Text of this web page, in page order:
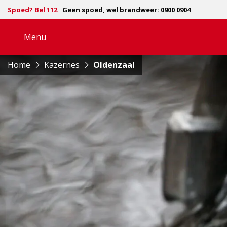
Spoed? Bel 112 Geen spoed, wel brandweer: 0900 0904
Menu
navigatie
Home Kazernes Oldenzaal